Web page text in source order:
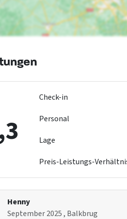
: 2
Check-in
Personal
Lage
Preis-Leistungs-
Henny
September 2025, Balkbrug